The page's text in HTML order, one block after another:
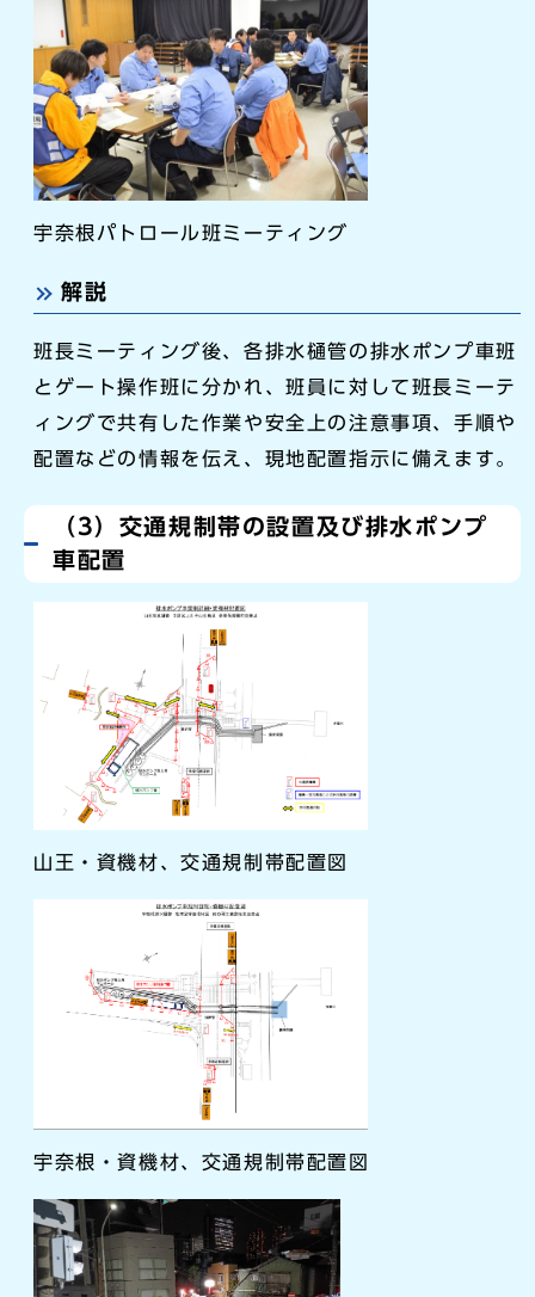
宇奈根パトロール班ミーティング
解説
班長ミーティング後、各排水樋管の排水ポンプ車班
とゲート操作班に分かれ、班員に対して班長ミーテ
ィングで共有した作業や安全上の注意事項、手順や
配置などの情報を伝え、現地配置指示に備えます。
（3）交通規制帯の設置及び排水ポンプ
車配置
山王・資機材、交通規制帯配置図
宇奈根・資機材、交通規制帯配置図